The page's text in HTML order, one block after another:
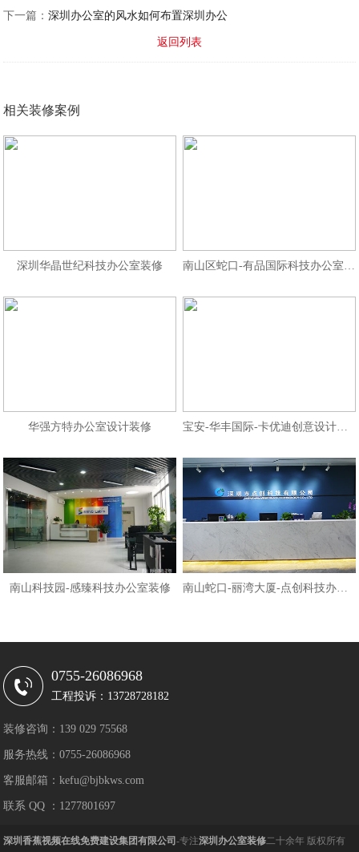
下一篇：深圳办公室的风水如何布置深圳办公
返回列表
相关装修案例
深圳华晶世纪科技办公室装修 南山区蛇口-有品国际科技办公室装修
华强方特办公室设计装修
南山科技园-感臻科技办公室装修
0755-26086968
工程投诉：13728728182
装修咨询：139 029 75568
服务热线：0755-26086968
客服邮箱：kefu@bjbkws.com
联系 QQ ：1277801697
深圳香蕉视频在线免费建设集团有限公司-专注深圳办公室装修二十余年 版权所有